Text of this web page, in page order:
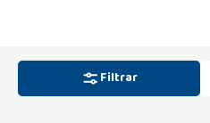
Filtrar